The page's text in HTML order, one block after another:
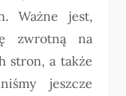
Ważne jest,
zwrotną na
stron, a także
jeszcze